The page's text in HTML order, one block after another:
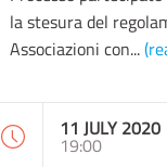
la stesura del
Associazioni con...
11 JULY 2020
19:00